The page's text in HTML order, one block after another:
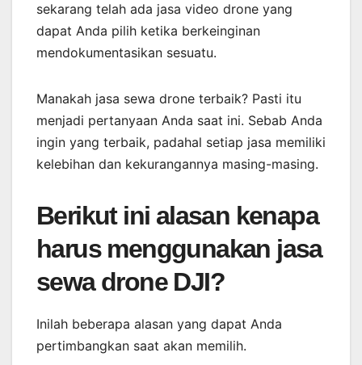
sekarang telah ada jasa video drone yang
dapat Anda pilih ketika berkeinginan
mendokumentasikan sesuatu.
Manakah jasa sewa drone terbaik? Pasti itu
menjadi pertanyaan Anda saat ini. Sebab Anda
ingin yang terbaik, padahal setiap jasa memiliki
kelebihan dan kekurangannya masing-masing.
Berikut ini alasan kenapa
harus menggunakan jasa
sewa drone DJI?
Inilah beberapa alasan yang dapat Anda
pertimbangkan saat akan memilih.